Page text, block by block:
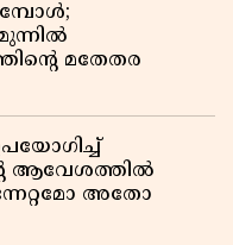
മതേതര
ആവേശത്തിൽ
അതോ